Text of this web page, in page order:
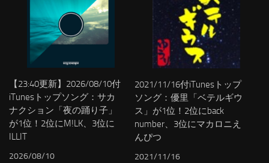
【23:40更新】2026/08/10付
iTunesトップソング：サカ
ナクション「夜の踊り子」
が1位！2位にM!LK、3位に
ILLIT
2026/08/10
2021/11/16付iTunesトップ
ソング：優里「ベテルギウ
ス」が1位！2位にback
number、3位にマカロニえ
んぴつ
2021/11/16